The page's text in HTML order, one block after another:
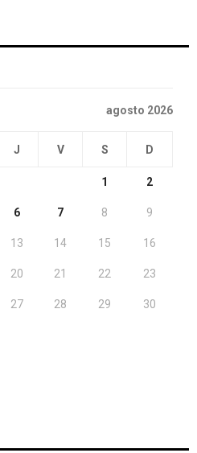
agosto 2026
J V S D
1 2
6 7 8 9
13 14 15 16
20 21 22 23
27 28 29 30